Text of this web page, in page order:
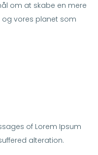
om at skabe en mere
vores planet som
of Lorem Ipsum
alteration.